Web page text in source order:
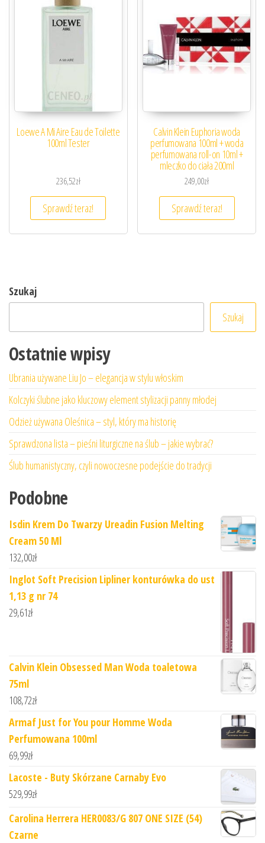
Loewe A Mi Aire Eau de Toilette
100ml Tester
236,52zł
Sprawdź teraz!
Calvin Klein Euphoria woda
perfumowana 100ml + woda
perfumowana roll-on 10ml +
mleczko do ciała 200ml
249,00zł
Sprawdź teraz!
Szukaj
Szukaj
Ostatnie wpisy
Ubrania używane Liu Jo – elegancja w stylu włoskim
Kolczyki ślubne jako kluczowy element stylizacji panny młodej
Odzież używana Oleśnica – styl, który ma historię
Sprawdzona lista – pieśni liturgiczne na ślub – jakie wybrać?
Ślub humanistyczny, czyli nowoczesne podejście do tradycji
Podobne
Isdin Krem Do Twarzy Ureadin Fusion Melting
Cream 50 Ml
132,00zł
Inglot Soft Precision Lipliner konturówka do ust
1,13 g nr 74
29,61zł
Calvin Klein Obsessed Man Woda toaletowa
75ml
108,72zł
Armaf Just for You pour Homme Woda
Perfumowana 100ml
69,99zł
Lacoste - Buty Skórzane Carnaby Evo
529,99zł
Carolina Herrera HER0083/G 807 ONE SIZE (54)
Czarne